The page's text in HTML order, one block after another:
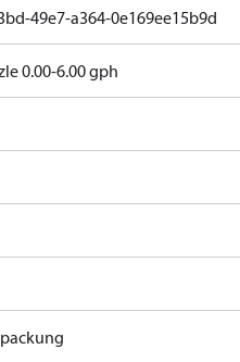
49e7-a364-0e169ee15b9d
0.00-6.00 gph